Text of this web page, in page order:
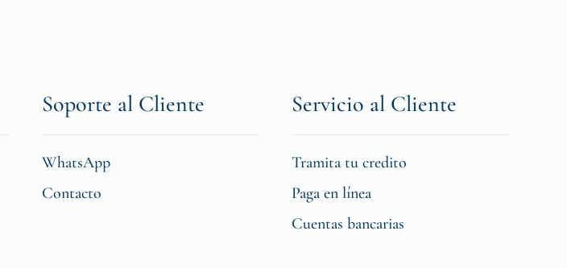
Soporte al Cliente
WhatsApp
Contacto
Servicio al Cliente
Tramita tu credito
Paga en línea
Cuentas bancarias